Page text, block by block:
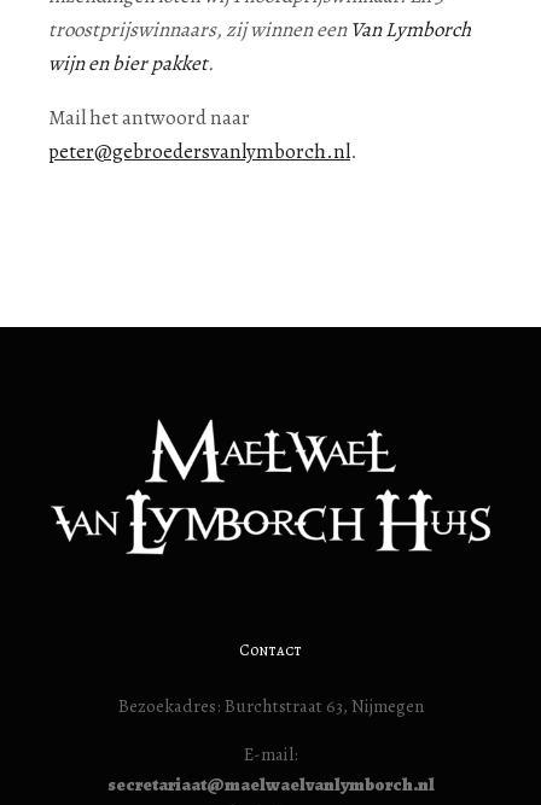
troostprijswinnaars, zij winnen eenVan Lymborch
wijn en bier pakket.
Mail het antwoord naar
peter@gebroedersvanlymborch.nl.
Contact
Bezoekadres: Burchtstraat 63, Nijmegen
E-mail:
secretariaat@maelwaelvanlymborch.nl